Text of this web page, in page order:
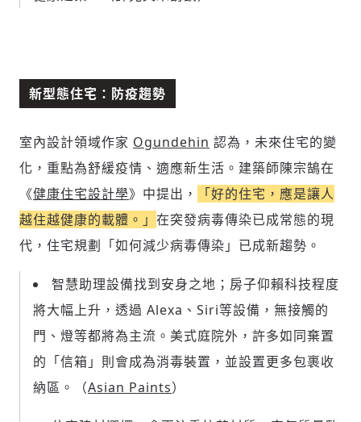
新型態住宅：防疫趨勢
室內設計領域作家 Ogundehin 認為，未來住宅的變
化，重點為舒緩疫情、適應新生活。建築師陳宗鵠在
《健康住宅設計學》中提出，
「好的住宅，應是讓人
越住越健康的載體。」 在突發病毒傳染已成常態的現
代，住宅規劃「如何減少病毒傳染」已成新趨勢。
智慧助理設備找到安身之地；房子仰賴科技程度
將大幅上升，透過 Alexa、Siri等設備，無接觸的
門、燈等都將為主流。美式庭院外，許多如同棄置
的「信箱」則會成為消毒裝置，並設置更多包裹收
納區。（Asian Paints）